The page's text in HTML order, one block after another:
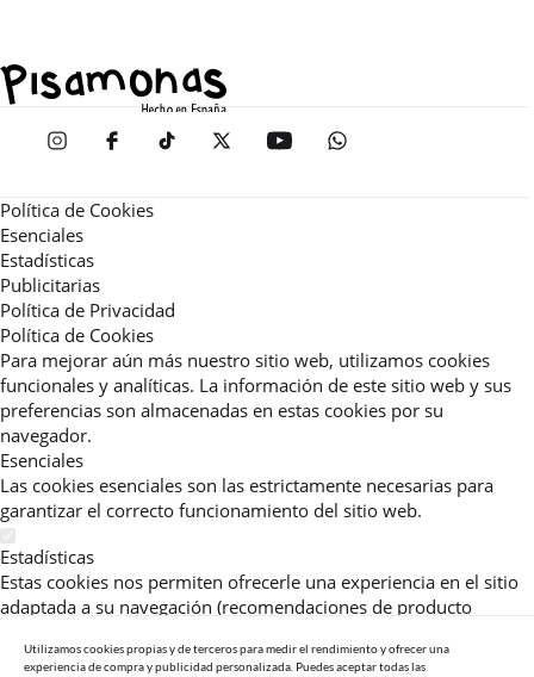
Política de Cookies
Esenciales
Estadísticas
Publicitarias
Política de Privacidad
Política de Cookies
Para mejorar aún más nuestro sitio web, utilizamos cookies
funcionales y analíticas. La información de este sitio web y sus
preferencias son almacenadas en estas cookies por su
navegador.
Esenciales
Las cookies esenciales son las estrictamente necesarias para
garantizar el correcto funcionamiento del sitio web.
Estadísticas
Estas cookies nos permiten ofrecerle una experiencia en el sitio
adaptada a su navegación (recomendaciones de producto
consultadas, etc).Al activar esta cookie, nos ayuda a mejorar aún
Utilizamos cookies propias y de terceros para medir el rendimiento y ofrecer una
experiencia de compra y publicidad personalizada. Puedes aceptar todas las